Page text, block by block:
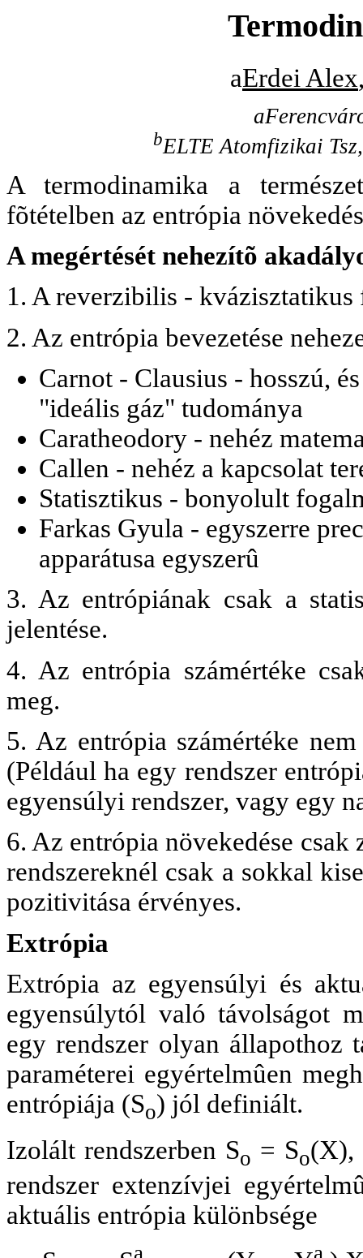
aErdei Alex
bELTE Atomfizikai
A termodinamika a
fõtételben az entrópia
A megértését nehezítõ
1. A reverzibilis -
2. Az entrópia bevezetése
Carnot - Clausius - hosszú,
"ideális gáz" tudománya
Caratheodory - nehéz
Callen - nehéz a kapcsolat
Statisztikus - bonyolult
Farkas Gyula - egyszerre
apparátusa egyszerû
3. Az entrópiának csak a
jelentése.
4. Az entrópia számértéke
meg.
5. Az entrópia számértéke
(Például ha egy rendszer
egyensúlyi rendszer, vagy egy
6. Az entrópia növekedése
rendszereknél csak a sokkal
pozitivitása érvényes.
Extrópia
Extrópia az egyensúlyi és
egyensúlytól való távolságot
egy rendszer olyan állapothoz
paraméterei egyértelmûen
entrópiája (So) jól definiált.
Izolált rendszerben So = So(X),
rendszer extenzívjei
aktuális entrópia különbsége